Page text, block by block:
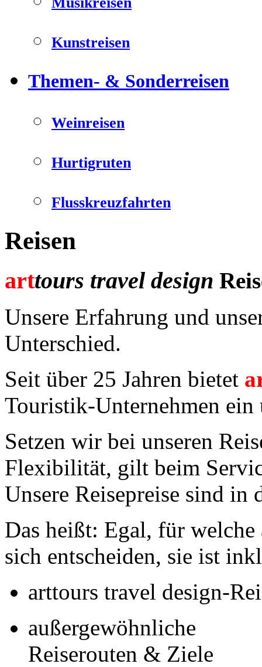
Kunstreisen
Themen- & Sonderreisen
Weinreisen
Hurtigruten
Flusskreuzfahrten
Reisen
arttours travel design
Unsere Erfahrung und
Unterschied.
Seit über 25 Jahren bietet
Touristik-Unternehmen ein
Setzen wir bei unseren
Flexibilität, gilt beim
Unsere Reisepreise sind in
Das heißt: Egal, für welche
sich entscheiden, sie ist
arttours travel design-
außergewöhnliche
Reiserouten & Ziele